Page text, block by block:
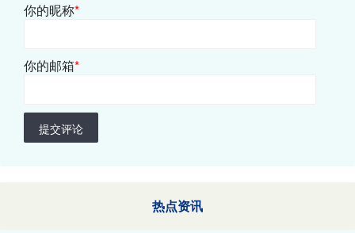
你的昵称*
你的邮箱*
提交评论
热点资讯